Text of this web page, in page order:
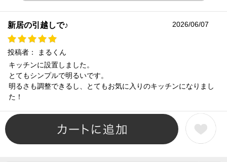
新居の引越しで♪ 2026/06/07
投稿者：
まるくん
キッチンに設置しました。
とてもシンプルで明るいです。
明るさも調整できるし、とてもお気に入りのキッチンになりまし
た！